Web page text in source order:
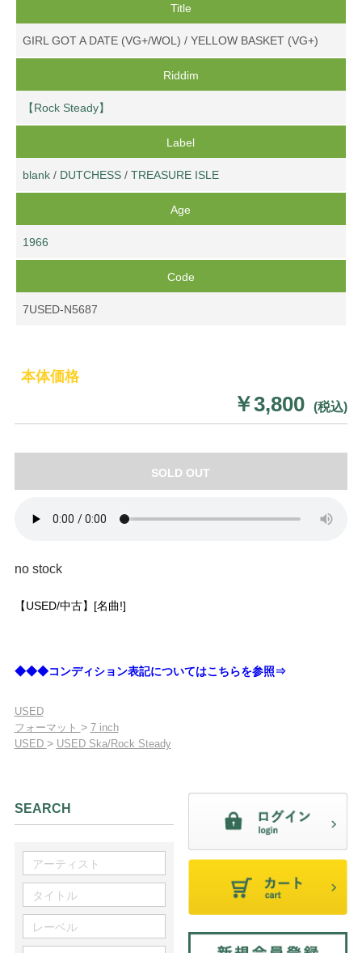
Title
GIRL GOT A DATE (VG+/WOL) / YELLOW BASKET (VG+)
Riddim
【Rock Steady】
Label
blank / DUTCHESS /TREASURE ISLE
Age
1966
Code
7USED-N5687
本体価格
￥3,800 (税込)
SOLD OUT
no stock
【USED/中古】[名曲!]
◆◆◆コンディション表記についてはこちらを参照⇒
USED
フォーマット > 7 inch
USED > USED Ska/Rock Steady
SEARCH